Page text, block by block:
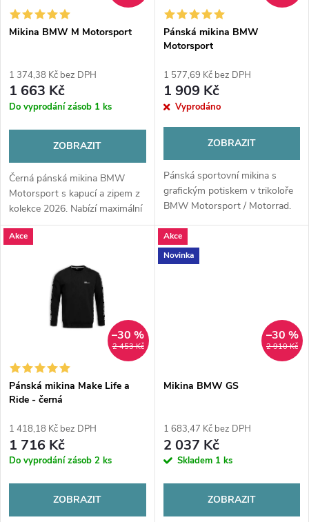
í
p
r
o
u
k
t
s
r
o
d
u
k
Mikina BMW M Motorsport
1 374,38 Kč bez DPH
1 663 Kč
Do vyprodání zásob 1 ks
ZOBRAZIT
Černá pánská mikina BMW
Motorsport s kapucí a zipem z
kolekce 2026. Nabízí maximální
komfort díky bavlně a elastanu,
výrazná loga na zádech a nápis
Pánská mikina BMW
Motorsport
1 577,69 Kč bez DPH
1 909 Kč
Vyprodáno
ZOBRAZIT
Pánská sportovní mikina s
grafickým potiskem v trikoloře
BMW Motorsport / Motorrad.
Akce
2 453 Kč
–30 %
Pánská mikina Make Life a
Ride - černá
1 418,18 Kč bez DPH
1 716 Kč
Do vyprodání zásob 2 ks
ZOBRAZIT
Akce
Novinka
2 910 Kč
–30 %
Mikina BMW GS
1 683,47 Kč bez DPH
2 037 Kč
Skladem 1 ks
ZOBRAZIT